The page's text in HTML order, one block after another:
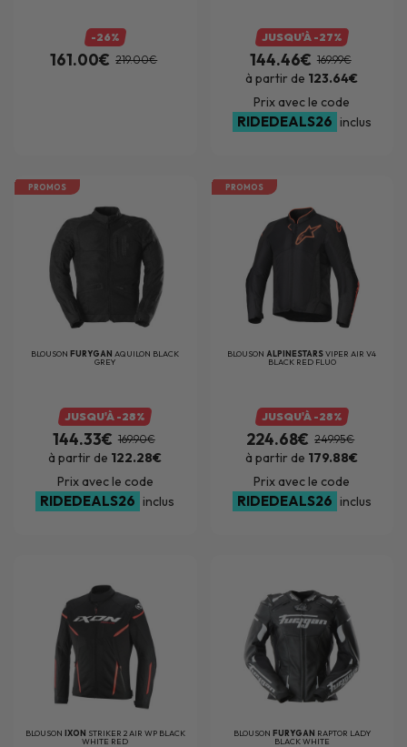
-26%
161.00€ 219.00€
JUSQU'À -27%
144.46€ 169.99€
à partir de 123.64€
Prix avec le code
RIDEDEALS26 inclus
PROMOS
BLOUSONFURYGAN AQUILON BLACK
GREY
JUSQU'À -28%
144.33€ 169.90€
à partir de 122.28€
Prix avec le code
RIDEDEALS26 inclus
PROMOS
BLOUSON ALPINESTARSVIPER AIR V4
BLACK RED FLUO
JUSQU'À -28%
224.68€ 249.95€
à partir de 179.88€
Prix avec le code
RIDEDEALS26 inclus
BLOUSON IXON STRIKER 2 AIR WP BLACK
WHITE RED
BLOUSON FURYGAN RAPTOR LADY
BLACK WHITE